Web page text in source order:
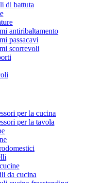
di battuta
antiribaltamento
passacavi
scorrevoli
per la cucina
per la tavola
da cucina